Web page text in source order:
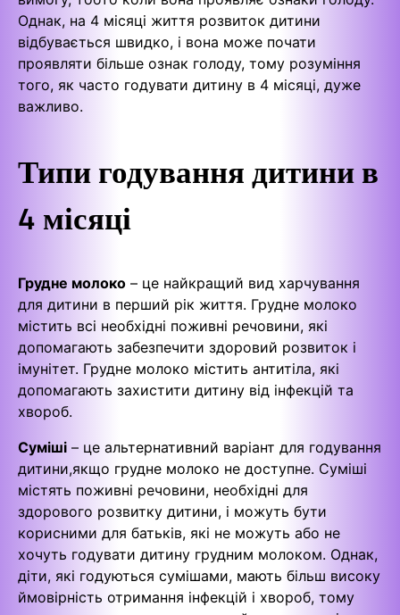
Однак, на 4 місяці життя розвиток дитини
відбувається швидко, і вона може почати
проявляти більше ознак голоду, тому розуміння
того, як часто годувати дитину в 4 місяці, дуже
важливо.
Типи годування дитини в
4 місяці
Грудне молоко – це найкращий вид харчування
для дитини в перший рік життя. Грудне молоко
містить всі необхідні поживні речовини, які
допомагають забезпечити здоровий розвиток і
імунітет. Грудне молоко містить антитіла, які
допомагають захистити дитину від інфекцій та
хвороб.
Суміші – це альтернативний варіант для годування
дитини,якщо грудне молоко не доступне. Суміші
містять поживні речовини, необхідні для
здорового розвитку дитини, і можуть бути
корисними для батьків, які не можуть або не
хочуть годувати дитину грудним молоком. Однак,
діти, які годуються сумішами, мають більш високу
ймовірність отримання інфекцій і хвороб, тому